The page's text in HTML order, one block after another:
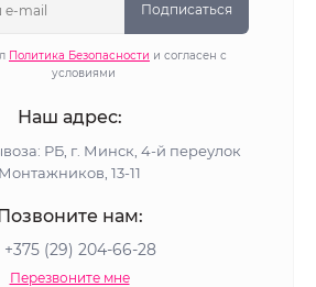
Подписаться
Политика Безопасности и согласен с
условиями
Наш адрес:
РБ, г. Минск, 4-й переулок
Монтажников, 13-11
нам:
+375 (29) 204-66-28
Перезвоните мне